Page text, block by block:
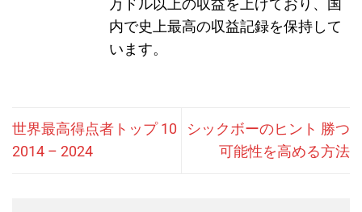
万ドル以上の収益を上げており、国
内で史上最高の収益記録を保持して
います。
世界最高得点者トップ 10
2014 – 2024
シックボーのヒント 勝つ
可能性を高める方法